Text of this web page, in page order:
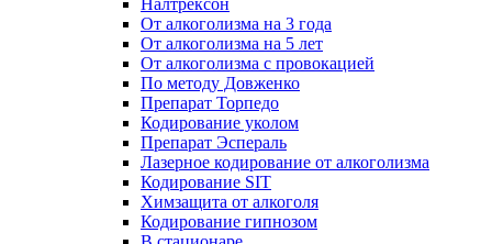
Налтрексон
От алкоголизма на 3 года
От алкоголизма на 5 лет
От алкоголизма с провокацией
По методу Довженко
Препарат Торпедо
Кодирование уколом
Препарат Эспераль
Лазерное кодирование от алкоголизма
Кодирование SIT
Химзащита от алкоголя
Кодирование гипнозом